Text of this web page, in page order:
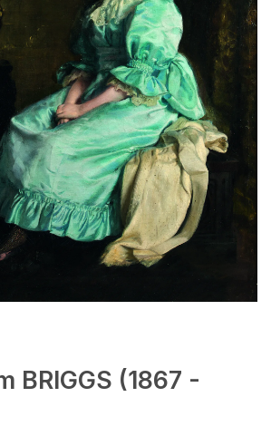
BRIGGS (1867 -